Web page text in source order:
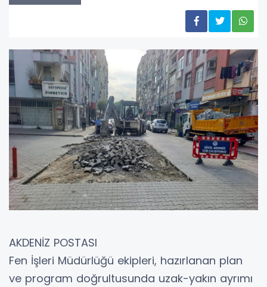
AKDENİZ POSTASI
Fen İşleri Müdürlüğü ekipleri, hazırlanan plan
ve program doğrultusunda uzak-yakın ayrımı